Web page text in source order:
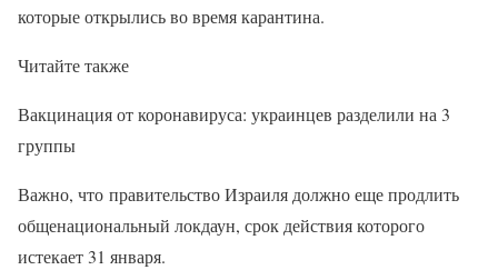
которые открылись во время карантина.
Читайте также
Вакцинация от коронавируса: украинцев разделили на 3
группы
Важно, что правительство Израиля должно еще продлить
общенациональный локдаун, срок действия которого
истекает 31 января.